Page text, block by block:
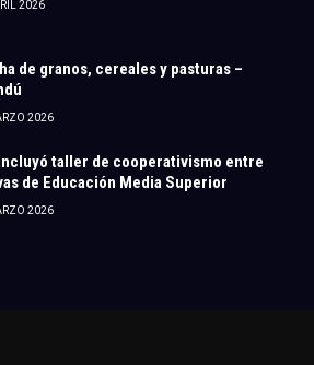
2026
de granos, cereales y pasturas –
2026
taller de cooperativismo entre
de Educación Media Superior
2026